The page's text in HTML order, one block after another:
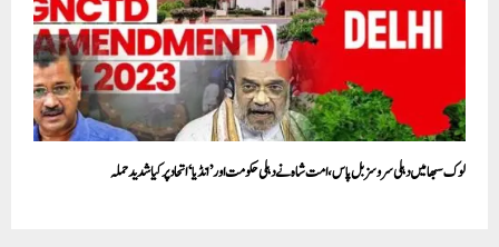
لوک سبھا میں دہلی سروسز بل پاس، امت شاہ نے دہلی حکومت اور ’انڈیا‘ اتحاد پر کیا شدید حملہ